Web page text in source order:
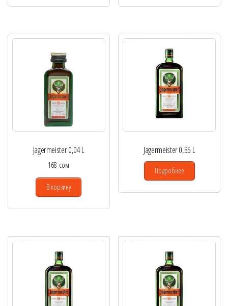
Jagermeister 0,04 L
168 сом
В корзину
Jagermeister 0,35 L
Подробнее